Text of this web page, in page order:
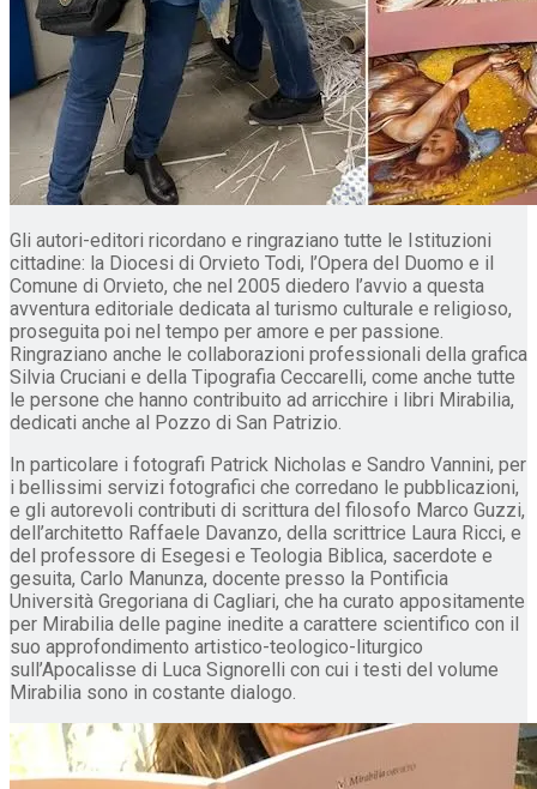
Gli autori-editori ricordano e ringraziano tutte le Istituzioni
cittadine: la Diocesi di Orvieto Todi, l’Opera del Duomo e il
Comune di Orvieto, che nel 2005 diedero l’avvio a questa
avventura editoriale dedicata al turismo culturale e religioso,
proseguita poi nel tempo per amore e per passione.
Ringraziano anche le collaborazioni professionali della grafica
Silvia Cruciani e della Tipografia Ceccarelli, come anche tutte
le persone che hanno contribuito ad arricchire i libri Mirabilia,
dedicati anche al Pozzo di San Patrizio.
In particolare i fotografi Patrick Nicholas e Sandro Vannini, per
i bellissimi servizi fotografici che corredano le pubblicazioni,
e gli autorevoli contributi di scrittura del filosofo Marco Guzzi,
dell’architetto Raffaele Davanzo, della scrittrice Laura Ricci, e
del professore di Esegesi e Teologia Biblica, sacerdote e
gesuita, Carlo Manunza, docente presso la Pontificia
Università Gregoriana di Cagliari, che ha curato appositamente
per Mirabilia delle pagine inedite a carattere scientifico con il
suo approfondimento artistico-teologico-liturgico
sull’Apocalisse di Luca Signorelli con cui i testi del volume
Mirabilia sono in costante dialogo.